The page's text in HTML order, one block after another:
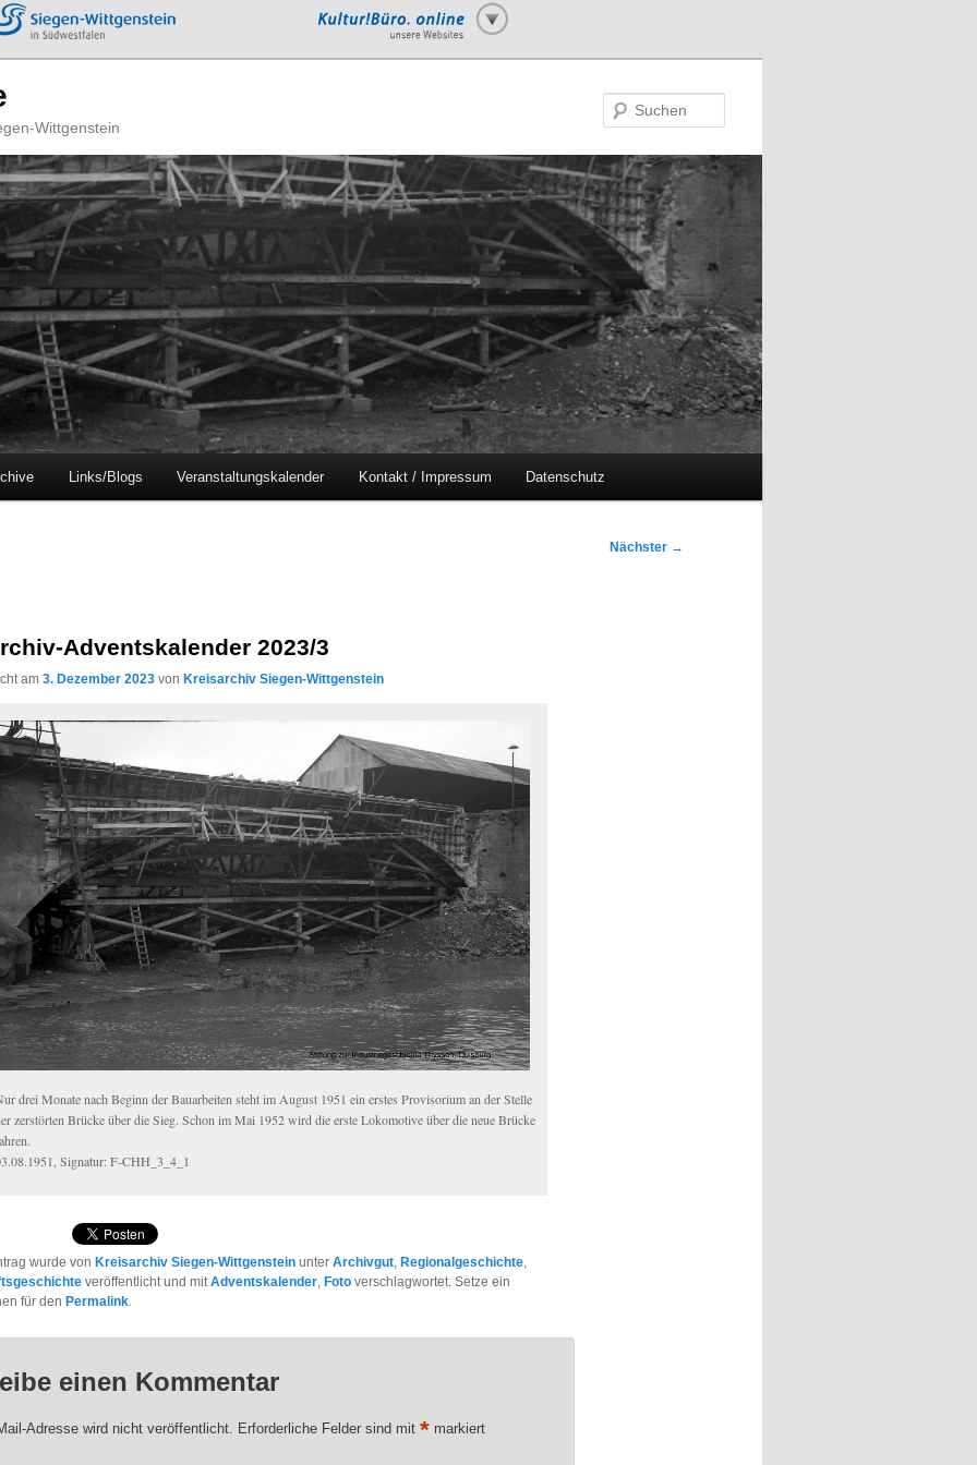
Wittgenstein
Links/Blogs Veranstaltungskalender Kontakt / Impressum Datenschutz
Nächster →
Adventskalender 2023/3
am3. Dezember 2023 vonKreisarchiv Siegen-Wittgenstein
drei Monate nach Beginn der Bauarbeiten steht im August 1951 ein erstes Provisorium an der Stelle
zerstörten Brücke über die Sieg. Schon im Mai 1952 wird die erste Lokomotive über die neue Brücke
Signatur: F-CHH_3_4_1
wurde von Kreisarchiv Siegen-Wittgenstein unterArchivgut, Regionalgeschichte,
veröffentlicht und mitAdventskalender, Foto verschlagwortet. Setze ein
für den Permalink.
einen Kommentar
Adresse wird nicht veröffentlicht. Erforderliche Felder sind mit* markiert